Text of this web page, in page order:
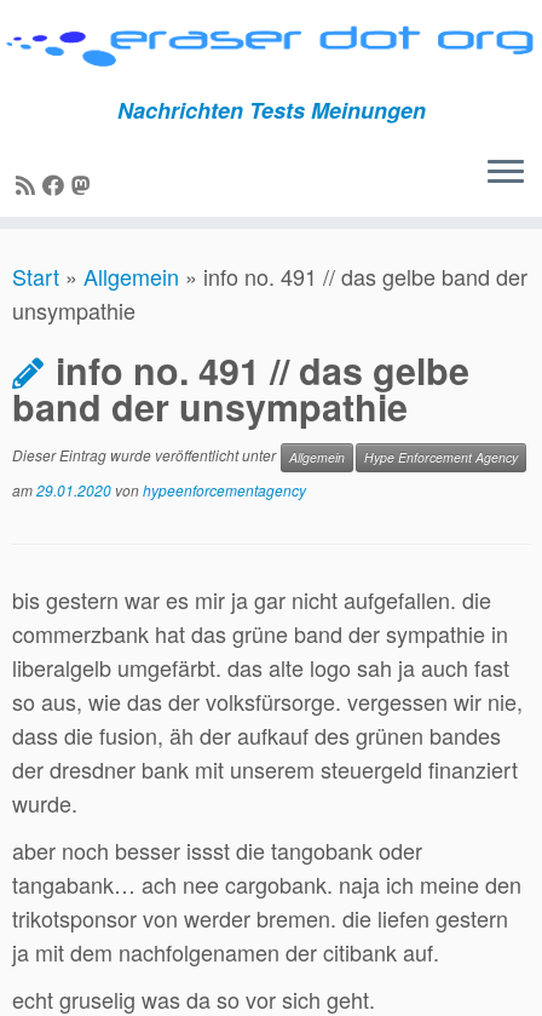
Inhalt
springen
Nachrichten Tests Meinungen
Start » Allgemein » info no. 491 // das gelbe band der
unsympathie
info no. 491 // das gelbe
band der unsympathie
Dieser Eintrag wurde veröffentlicht unter Allgemein Hype Enforcement Agency
am29.01.2020 vonhypeenforcementagency
bis gestern war es mir ja gar nicht aufgefallen. die
commerzbank hat das grüne band der sympathie in
liberalgelb umgefärbt. das alte logo sah ja auch fast
so aus, wie das der volksfürsorge. vergessen wir nie,
dass die fusion, äh der aufkauf des grünen bandes
der dresdner bank mit unserem steuergeld finanziert
wurde.
aber noch besser issst die tangobank oder
tangabank… ach nee cargobank. naja ich meine den
trikotsponsor von werder bremen. die liefen gestern
ja mit dem nachfolgenamen der citibank auf.
echt gruselig was da so vor sich geht.